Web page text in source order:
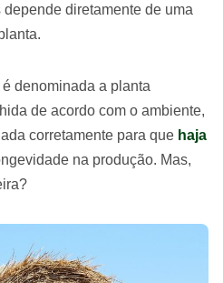
diretamente de uma
denominada a planta
de acordo com o ambiente,
corretamente para que haja
na produção. Mas,